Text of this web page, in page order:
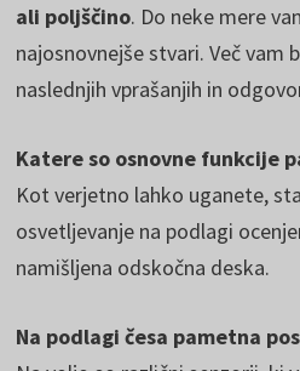
ali poljščino. Do neke mere
najosnovnejše stvari. Več vam
naslednjih vprašanjih in
Katere so osnovne funkcije
Kot verjetno lahko uganete,
osvetljevanje na podlagi
namišljena odskočna deska.
Na podlagi česa pametna